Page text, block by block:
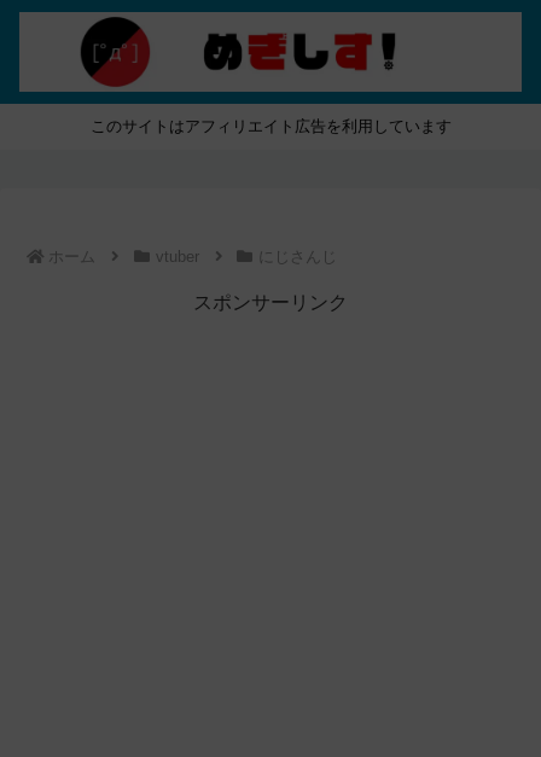
このサイトはアフィリエイト広告を利用しています
ホーム vtuber にじさんじ
スポンサーリンク